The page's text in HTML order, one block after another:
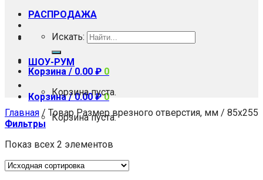
РАСПРОДАЖА
ШОУ-РУМ
Корзина /0.00₽ 0
Корзина пуста.
Искать:
Корзина / 0.00 ₽ 0
Корзина пуста.
Главная / Товар Размер врезного отверстия, мм / 85x255
Фильтры
Показ всех 2 элементов